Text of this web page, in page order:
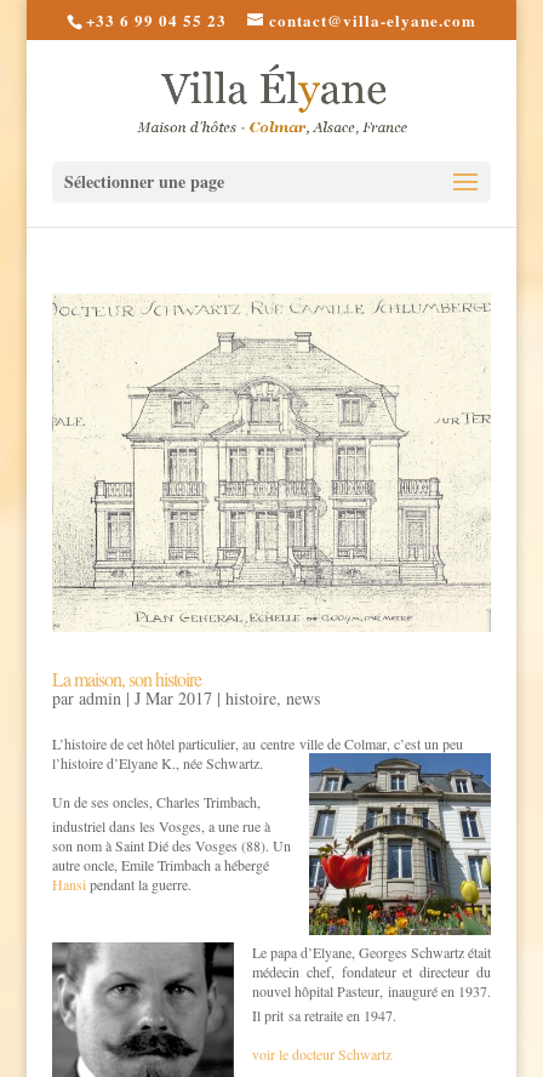
+33 6 99 04 55 23 contact@villa-elyane.com
Sélectionner une page
La maison, son histoire
par admin| J Mar 2017| histoire, news
L’histoire de cet hôtel particulier, au centre ville de Colmar, c’est un peu
l’histoire d’ElyaneK., née Schwartz.
Un de ses oncles, Charles Trimbach
industriel dans les Vosges, a une rue à
son nom à Saint Dié des Vosges (88). Un
autre oncle, Emile Trimbach a hébergé
Hansipendant la guerre.
Le papa d’Elyane, Georges Schwartz était
médecin chef, fondateur et directeur du
nouvel hôpital Pasteur, inauguré en 1937.
Il prit sa retraite en 1947.
voir le docteur Schwartz